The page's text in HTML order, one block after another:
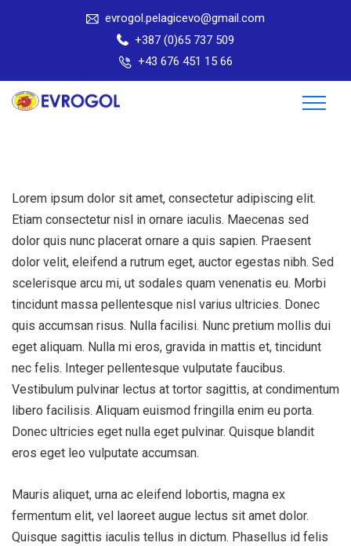
evrogol.pelagicevo@gmail.com
+387 (0)65 737 509
+43 676 451 15 66
Lorem ipsum dolor sit amet, consectetur adipiscing elit.
Etiam consectetur nisl in ornare iaculis. Maecenas sed
dolor quis nunc placerat ornare a quis sapien. Praesent
dolor velit, eleifend a rutrum eget, auctor egestas nibh. Sed
scelerisque arcu mi, ut sodales quam venenatis eu. Morbi
tincidunt massa pellentesque nisl varius ultricies. Donec
quis accumsan risus. Nulla facilisi. Nunc pretium mollis dui
eget aliquam. Nulla mi eros, gravida in mattis et, tincidunt
nec felis. Integer pellentesque vulputate faucibus.
Vestibulum pulvinar lectus at tortor sagittis, at condimentum
libero facilisis. Aliquam euismod fringilla enim eu porta.
Donec ultricies eget nulla eget pulvinar. Quisque blandit
eros eget leo vulputate accumsan.
Mauris aliquet, urna ac eleifend lobortis, magna ex
fermentum elit, vel laoreet augue lectus sit amet dolor.
Quisque sagittis iaculis tellus in dictum. Phasellus id felis